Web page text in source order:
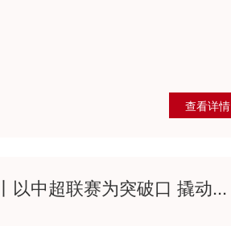
查看详情
以中超联赛为突破口 撬动...